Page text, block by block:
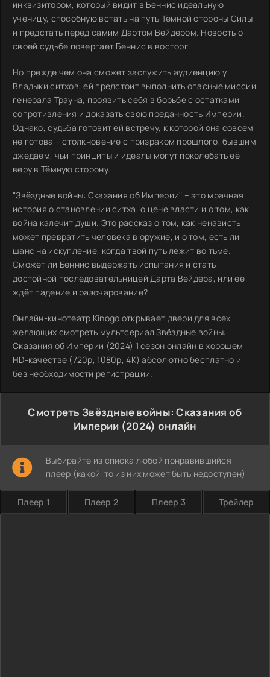
инквизитором, который видит в Беннис идеальную
ученицу, способную встать на путь Тёмной стороны Силы
и предстать перед самим Дартом Вейдером. Новость о
своей судьбе повергает Беннис в восторг.
Но прежде чем она сможет заслужить аудиенцию у
Владыки ситхов, ей предстоит выполнить опасные миссии
генерала Трауна, проявить себя в борьбе с остатками
сопротивления и доказать свою преданность Империи.
Однако, судьба готовит ей встречу, к которой она совсем
не готова – столкновение с призраком прошлого, бывшим
джедаем, чьи принципы и идеалы могут поколебать её
веру в Тёмную сторону.
"Звёздные войны: Сказания об Империи" – это мрачная
история о становлении ситха, о цене власти и о том, как
война калечит души. Это рассказ о том, как ненависть
может превратить человека в оружие, и о том, есть ли
шанс на искупление, когда твой путь лежит во тьме.
Сможет ли Беннис выдержать испытания и стать
достойной последовательницей Дарта Вейдера, или её
ждёт падение и разочарование?
Онлайн-кинотеатр Kinogo открывает двери для всех
желающих смотреть мультсериал Звёздные войны:
Сказания об Империи (2024) 1 сезон онлайн в хорошем
HD-качестве (720p, 1080p, 4K) абсолютно бесплатно и
без необходимости регистрации.
Смотреть Звёздные войны: Сказания об
Империи (2024) онлайн
Выбирайте из списка любой понравившийся
плеер (какой-то из них может быть недоступен)
Плеер 1 Плеер 2 Плеер 3 Трейлер